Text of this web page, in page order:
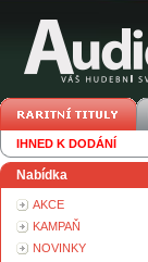
IHNED K DODÁNÍ
Nabídka
AKCE
KAMPAŇ
NOVINKY